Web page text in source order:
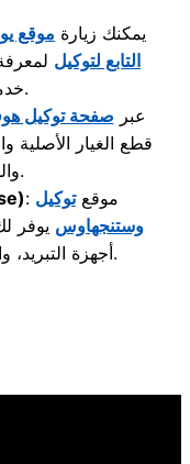
: يمكنك زيارة موقع
التابع لتوكيل
خدمات الدعم الفني.
: عبر صفحة توكيل
قطع الغيار الأصلية
والمكنسات وغيرها.
: موقعتوكيل
وستنجهاوس يوفر
أجهزة التبريد، والإستشارات الفنية الخاصة بها.